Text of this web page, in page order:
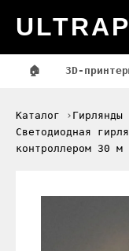
🏠 3D-
Каталог
Светодиодная
контроллером 30